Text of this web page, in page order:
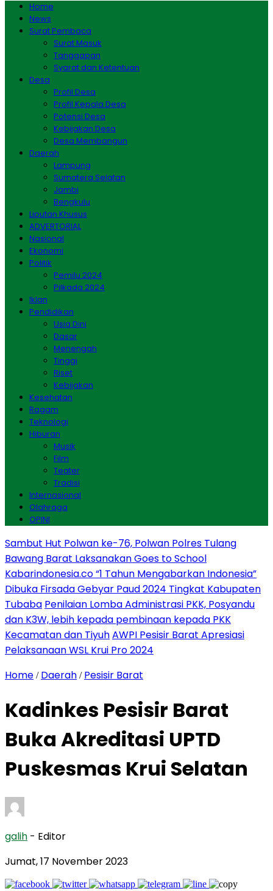
Home
News
Surat Pembaca
Surat Masuk
Tanggapan
Syarat dan Ketentuan
Desa
Profil Desa
Profil Kepala Desa
Potensi Desa
Kebijakan Desa
Desa Membangun
Daerah
Lampung
Sumatera Selatan
Jambi
Bengkulu
Liputan Khusus
ADVERTORIAL
Nasional
Ekonomi
Politik
Pemilu 2024
Pilkada 2024
Iklan
Pendidikan
Usia Dini
Dasar
Menengah
Tinggi
Riset
Kebijakan
Kesehatan
Ragam
Teknologi
Hiburan
Musik
Film
Teater
Tradisi
Internasional
Olahraga
OPINI
Sambut Hut Polwan ke-76, Polwan Polres Tulang
Bawang Barat Laksanakan Goes to School
Kabarindonesia.co “1 Tahun Mengabarkan Indonesia”
Dibuka Firsada Gebyar Paud 2024 Tingkat Kabupaten
Tubaba Penilaian Lomba Administrasi PKK, Posyandu
dan K3W, lebih kepada pembinaan kepada PKK
Kecamatan dan TiyuhAWPI Pesisir Barat Apresiasi
Pelaksanaan WSL Krui Pro 2024
Home / Daerah / Pesisir Barat
Kadinkes Pesisir Barat
Buka Akreditasi UPTD
Puskesmas Krui Selatan
galih - Editor
Jumat, 17 November 2023